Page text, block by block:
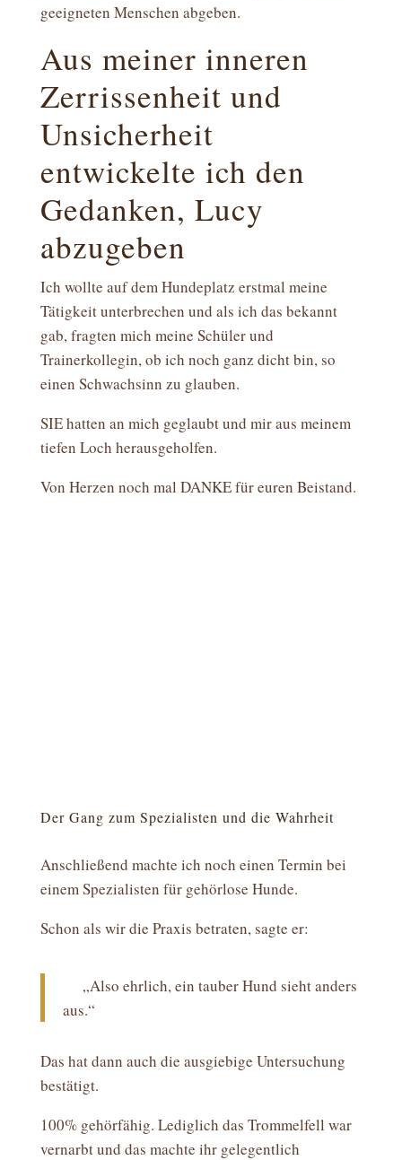
geeigneten Menschen abgeben.
Aus meiner inneren
Zerrissenheit und
Unsicherheit
entwickelte ich den
Gedanken, Lucy
abzugeben
Ich wollte auf dem Hundeplatz erstmal meine
Tätigkeit unterbrechen und als ich das bekannt
gab, fragten mich meine Schüler und
Trainerkollegin, ob ich noch ganz dicht bin, so
einen Schwachsinn zu glauben.
SIE hatten an mich geglaubt und mir aus meinem
tiefen Loch herausgeholfen.
Von Herzen noch mal DANKE für euren Beistand.
Der Gang zum Spezialisten und die Wahrheit
Anschließend machte ich noch einen Termin bei
einem Spezialisten für gehörlose Hunde.
Schon als wir die Praxis betraten, sagte er:
„Also ehrlich, ein tauber Hund sieht anders
aus.“
Das hat dann auch die ausgiebige Untersuchung
bestätigt.
100% gehörfähig. Lediglich das Trommelfell war
vernarbt und das machte ihr gelegentlich